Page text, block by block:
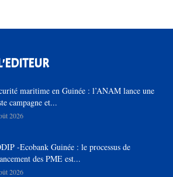
maritime en Guinée : l’ANAM lance une
campagne et...
2026
-Ecobank Guinée : le processus de
des PME est...
2026